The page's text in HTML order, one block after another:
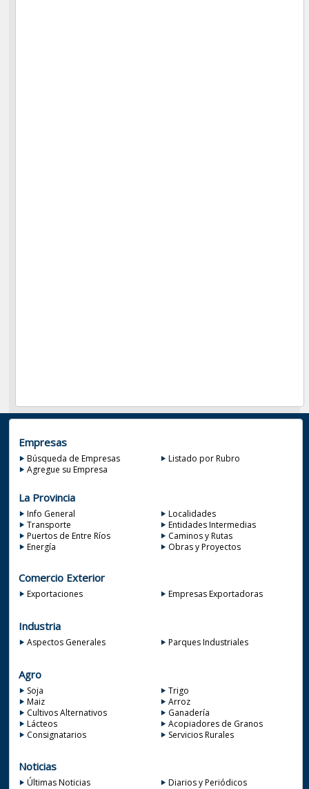
Empresas
Búsqueda de Empresas
Listado por Rubro
Agregue su Empresa
La Provincia
Info General
Localidades
Transporte
Entidades Intermedias
Puertos de Entre Ríos
Caminos y Rutas
Energía
Obras y Proyectos
Comercio Exterior
Exportaciones Empresas Exportadoras
Industria
Aspectos Generales Parques Industriales
Agro
Soja
Trigo
Maiz
Arroz
Cultivos Alternativos
Ganadería
Lácteos
Acopiadores de Granos
Consignatarios
Servicios Rurales
Noticias
Últimas Noticias
Diarios y Periódicos